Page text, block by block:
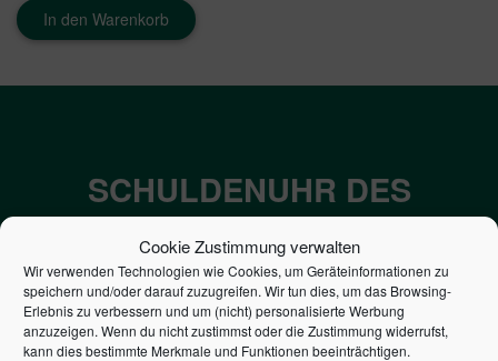
Cookie Zustimmung verwalten
Wir verwenden Technologien wie Cookies, um Geräteinformationen zu
speichern und/oder darauf zuzugreifen. Wir tun dies, um das Browsing-
Erlebnis zu verbessern und um (nicht) personalisierte Werbung
anzuzeigen. Wenn du nicht zustimmst oder die Zustimmung widerrufst,
kann dies bestimmte Merkmale und Funktionen beeinträchtigen.
In den Warenkorb
SCHULDENUHR DES
BUNDES DER
STEUERZAHLER
7,052€